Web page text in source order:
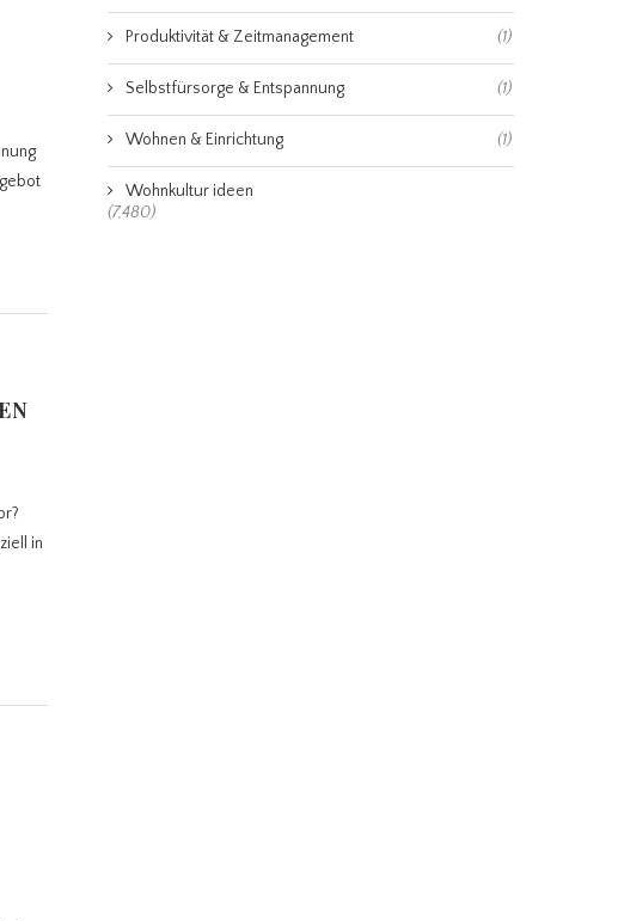
in
Produktivität & Zeitmanagement (1)
Selbstfürsorge & Entspannung (1)
Wohnen & Einrichtung (1)
Wohnkultur ideen
(7,480)